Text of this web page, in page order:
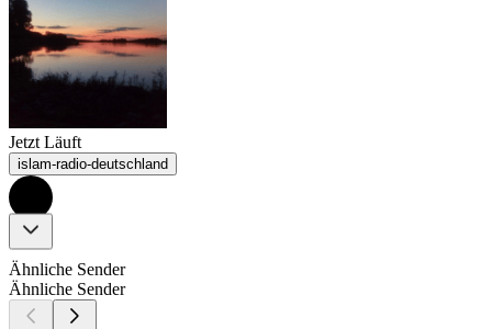
Jetzt Läuft
islam-radio-deutschland
Ähnliche Sender
Ähnliche Sender